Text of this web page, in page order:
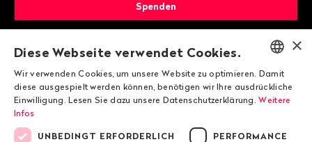
Spenden
Mitglied werden
ENGLISH
DEUTSCH
×
Diese Webseite verwendet Cookies.
Wir verwenden Cookies, um unsere Website zu optimieren. Damit
diese ausgespielt werden können, benötigen wir Ihre ausdrückliche
Einwilligung. Lesen Sie dazu unsere Datenschutzerklärung. Weitere
Infos
UNBEDINGT ERFORDERLICH PERFORMANCE